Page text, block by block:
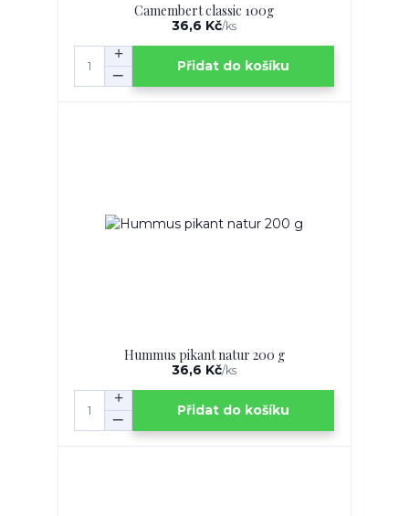
Camembert classic 100g
36,6 Kč/ks
Přidat do košíku
Hummus pikant natur 200 g
36,6 Kč/ks
Přidat do košíku